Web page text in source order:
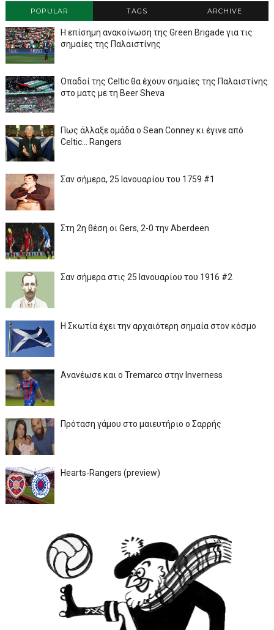
POPULAR TAGS ARCHIVE
Η επίσημη ανακοίνωση της Green Brigade για τις
σημαίες της Παλαιστίνης
Οπαδοί της Celtic θα έχουν σημαίες της Παλαιστίνης
στο ματς με τη Beer Sheva
Πως άλλαξε ομάδα ο Sean Conney κι έγινε από
Celtic... Rangers
Σαν σήμερα, 25 Ιανουαρίου του 1759 #1
Στη 2η θέση οι Gers, 2-0 την Aberdeen
Σαν σήμερα στις 25 Ιανουαρίου του 1916 #2
Η Σκωτία έχει την αρχαιότερη σημαία στον κόσμο
Ανανέωσε και ο Tremarco στην Inverness
Πρόταση γάμου στο μαιευτήριο ο Σαρρής
Hearts-Rangers (preview)